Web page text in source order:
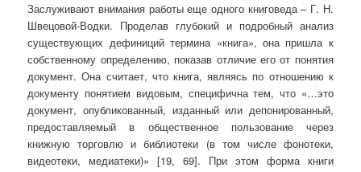
Заслуживают внимания работы еще одного книговеда – Г. Н.
Швецовой-Водки. Проделав глубокий и подробный анализ
существующих дефиниций термина «книга», она пришла к
собственному определению, показав отличие его от понятия
документ. Она считает, что книга, являясь по отношению к
документу понятием видовым, специфична тем, что «…это
документ, опубликованный, изданный или депонированный,
предоставляемый в общественное пользование через
книжную торговлю и библиотеки (в том числе фонотеки,
видеотеки, медиатеки)» [19, 69]. При этом форма книги